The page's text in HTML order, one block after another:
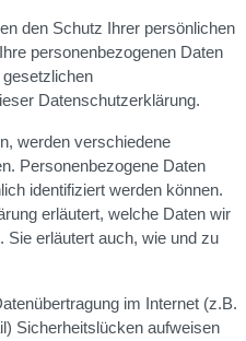
den Schutz Ihrer persönlichen
personenbezogenen Daten
Datenschutzerklärung.
werden verschiedene
Personenbezogene Daten
identifiziert werden können.
erläutert, welche Daten wir
Sie erläutert auch, wie und zu
im Internet (z.B.
Sicherheitslücken aufweisen